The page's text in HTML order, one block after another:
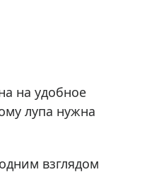
окружающей
на удобное
лупа нужна
взглядом